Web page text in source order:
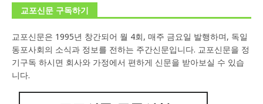
교포신문 구독하기
교포신문은 1995년 창간되어 월 4회, 매주 금요일 발행하며, 독일
동포사회의 소식과 정보를 전하는 주간신문입니다. 교포신문을 정
기구독 하시면 회사와 가정에서 편하게 신문을 받아보실 수 있습
니다.